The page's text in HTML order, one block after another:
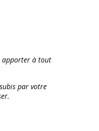
apporter à tout
par votre